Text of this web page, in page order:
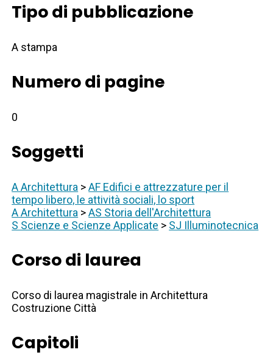
Tipo di pubblicazione
A stampa
Numero di pagine
0
Soggetti
A Architettura >AF Edifici e attrezzature per il
tempo libero, le attività sociali, lo sport
A Architettura >AS Storia dell'Architettura
S Scienze e Scienze Applicate > SJ Illuminotecnica
Corso di laurea
Corso di laurea magistrale in Architettura
Costruzione Città
Capitoli